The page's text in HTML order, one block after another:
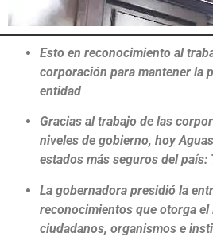
Esto en reconocimiento al
corporación para mantener la
entidad
Gracias al trabajo de las
niveles de gobierno, hoy
estados más seguros del país:
La gobernadora presidió la
reconocimientos que otorga el
ciudadanos, organismos e